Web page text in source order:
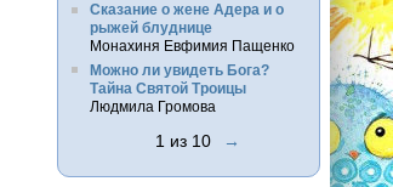
Сказание о жене Адера и о
рыжей блуднице
Монахиня Евфимия Пащенко
Можно ли увидеть Бога?
Тайна Святой Троицы
Людмила Громова
1 из 10 →